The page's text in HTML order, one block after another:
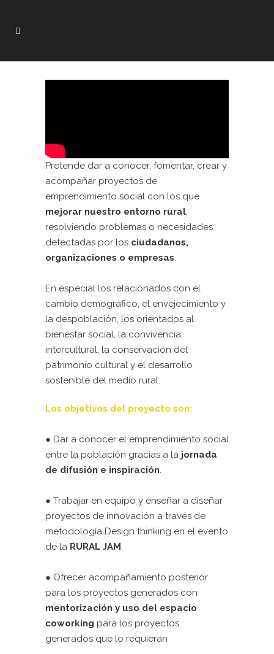
Pretende dar a conocer, fomentar, crear y
acompañar proyectos de
emprendimiento social con los que
mejorar nuestro entorno rural,
resolviendo problemas o necesidades
detectadas por los ciudadanos,
organizaciones o empresas.
En especial los relacionados con el
cambio demográfico, el envejecimiento y
la despoblación, los orientados al
bienestar social, la convivencia
intercultural, la conservación del
patrimonio cultural y el desarrollo
sostenible del medio rural.
Los objetivos del proyecto son:
● Dar a conocer el emprendimiento social
entre la población gracias a la jornada
de difusión e inspiración.
● Trabajar en equipo y enseñar a diseñar
proyectos de innovación a través de
metodología Design thinking en el evento
de la RURAL JAM.
● Ofrecer acompañamiento posterior
para los proyectos generados con
mentorización y uso del espacio
coworking para los proyectos
generados que lo requieran